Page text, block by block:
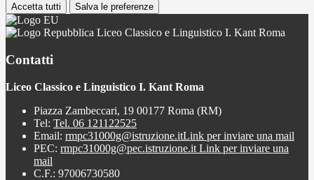
Accetta tutti Salva le preferenze
Liceo Classico e Linguistico I. Kant Roma
Contatti
Liceo Classico e Linguistico I. Kant Roma
Piazza Zambeccari, 19 00177 Roma (RM)
Tel: Tel. 06 121122525
Email: rmpc31000g@istruzione.itLink per inviare una mail
PEC: rmpc31000g@pec.istruzione.it Link per inviare una
mail
C.F.: 97006730580